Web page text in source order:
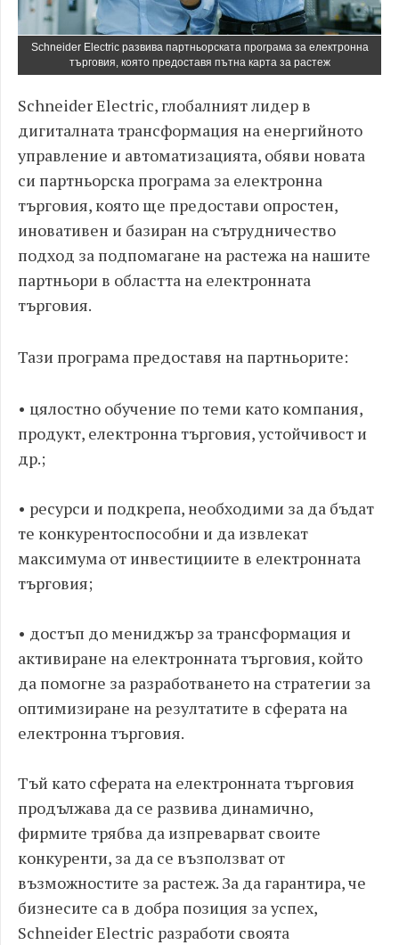
Schneider Electric развива партньорската програма за електронна
търговия, която предоставя пътна карта за растеж
Schneider Electric, глобалният лидер в
дигиталната трансформация на енергийното
управление и автоматизацията, обяви новата
си партньорска програма за електронна
търговия, която ще предостави опростен,
иновативен и базиран на сътрудничество
подход за подпомагане на растежа на нашите
партньори в областта на електронната
търговия.
Тази програма предоставя на партньорите:
• цялостно обучение по теми като компания,
продукт, електронна търговия, устойчивост и
др.;
• ресурси и подкрепа, необходими за да бъдат
те конкурентоспособни и да извлекат
максимума от инвестициите в електронната
търговия;
• достъп до мениджър за трансформация и
активиране на електронната търговия, който
да помогне за разработването на стратегии за
оптимизиране на резултатите в сферата на
електронна търговия.
Тъй като сферата на електронната търговия
продължава да се развива динамично,
фирмите трябва да изпреварват своите
конкуренти, за да се възползват от
възможностите за растеж. За да гарантира, че
бизнесите са в добра позиция за успех,
Schneider Electric разработи своята